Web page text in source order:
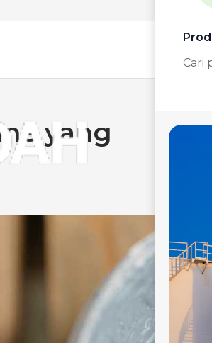
Cari
yang